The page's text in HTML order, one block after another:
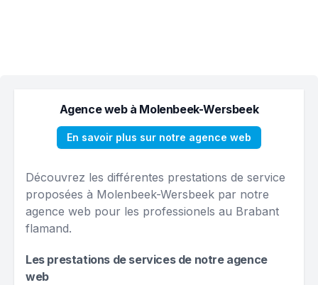
Agence web à Molenbeek-Wersbeek
En savoir plus sur notre agence web
Découvrez les différentes prestations de service
proposées à Molenbeek-Wersbeek par notre
agence web pour les professionels au Brabant
flamand.
Les prestations de services de notre agence
web